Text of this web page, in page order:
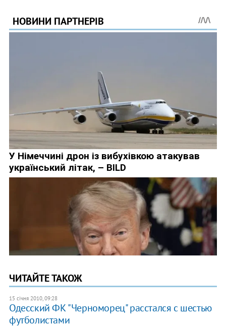
ЧИТАЙТЕ ТАКОЖ
15 січня 2010, 09:28
Одесский ФК "Черноморец" расстался с шестью
футболистами